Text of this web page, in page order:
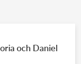
och Daniel